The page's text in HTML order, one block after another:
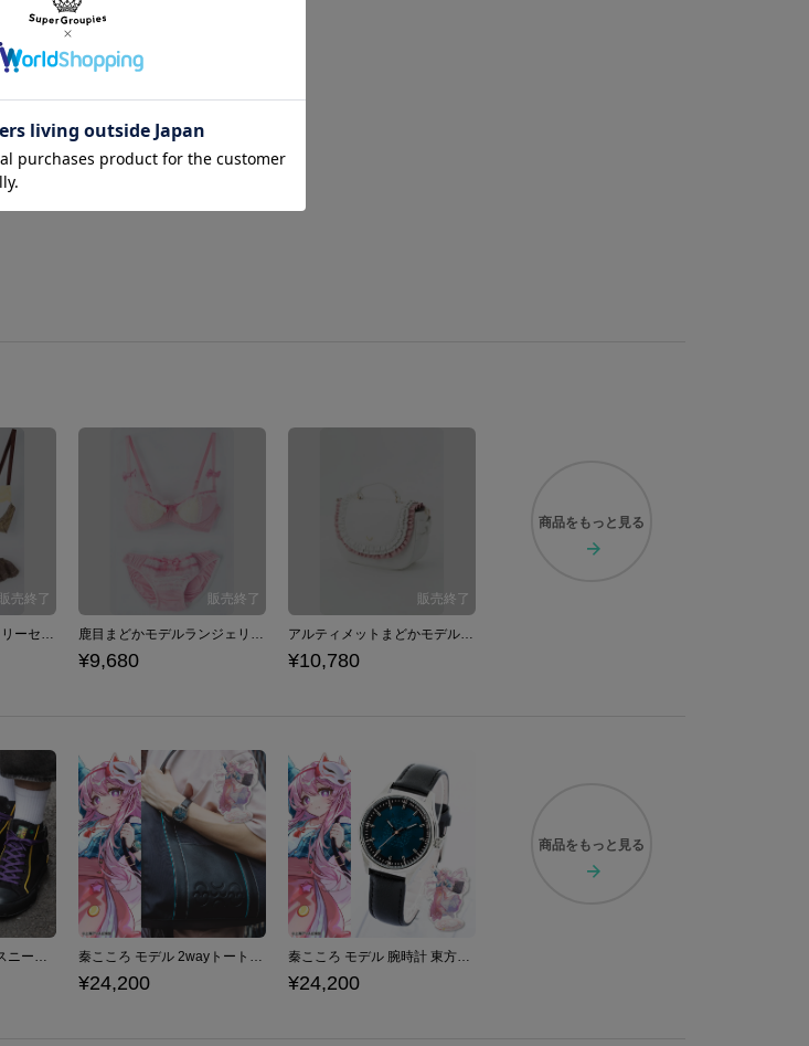
巴マミモデルランジェリーセット ブラジャー ショーツ 下着 魔法少女まどか☆マギカ 鹿目まどかモデルランジェリーセット ブラジャー ショーツ 下着 魔法少女まどか☆マギカ
¥9,680
アルティメットまどかモデルバッグ カバン 魔法少女まどか☆マギカ
¥10,780
商品を もっと見る
古明地こいし モデル スニーカー 東方Project 秦こころ モデル 2wayトートバッグ 東方Project
¥24,200
秦こころ モデル 腕時計 東方Project
¥24,200
商品を もっと見る